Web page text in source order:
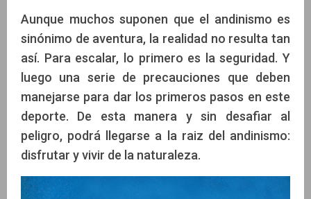
Eduardo Tarditti
Aunque muchos suponen que el andinismo es
sinónimo de aventura, la realidad no resulta tan
así. Para escalar, lo primero es la seguridad. Y
luego una serie de precauciones que deben
manejarse para dar los primeros pasos en este
deporte. De esta manera y sin desafiar al
peligro, podrá llegarse a la raiz del andinismo:
disfrutar y vivir de la naturaleza.